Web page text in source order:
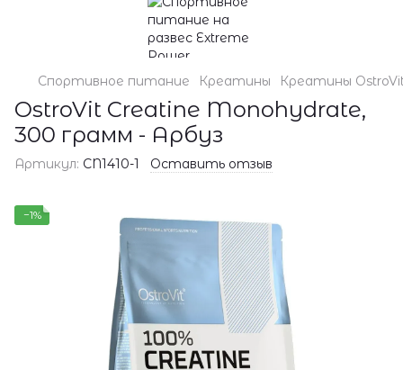
Спортивное питание Креатины Креатины
OstroVit Creatine Monohydrate,
300 грамм - Арбуз
Артикул: CN1410-1 Оставить отзыв
−1%